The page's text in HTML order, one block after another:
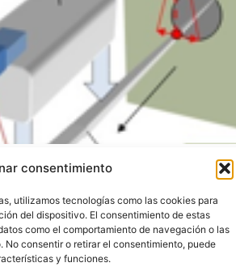
consentimiento
utilizamos tecnologías como las cookies para
del dispositivo. El consentimiento de estas
como el comportamiento de navegación o las
consentir o retirar el consentimiento, puede
y funciones.
son las aplicaciones de los
su papel en el proceso de